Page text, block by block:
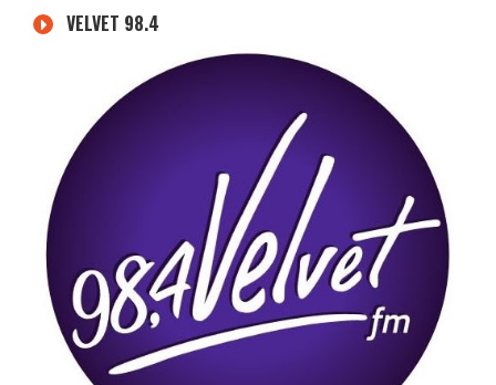
VELVET 98.4